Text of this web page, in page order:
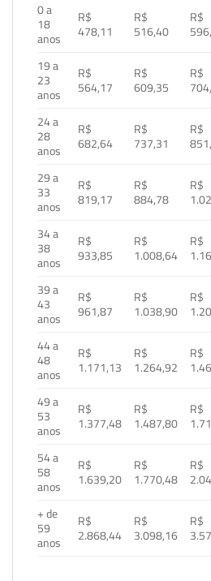
0 a
18
anos
R$
478,11
R$
516,40
R$
19 a
23
anos
R$
564,17
R$
609,35
R$
24 a
28
anos
R$
682,64
R$
737,31
R$
29 a
33
anos
R$
819,17
R$
884,78
R$
34 a
38
anos
R$
933,85
R$
1.008,64
R$
39 a
43
anos
R$
961,87
R$
1.038,90
R$
44 a
48
anos
R$
1.171,13
R$
1.264,92
R$
49 a
53
anos
R$
1.377,48
R$
1.487,80
R$
54 a
58
anos
R$
1.639,20
R$
1.770,48
R$
+ de
59
anos
R$
2.868,44
R$
3.098,16
R$